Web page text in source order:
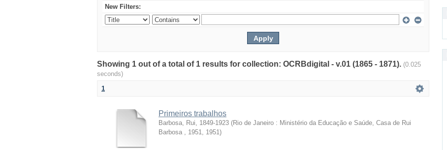
New Filters:
Showing 1 out of a total of 1 results for collection: OCRBdigital - v.01 (1865 - 1871). (0.025
seconds)
1
Primeiros trabalhos
Barbosa, Rui, 1849-1923 (Rio de Janeiro : Ministério da Educação e Saúde, Casa de Rui
Barbosa , 1951, 1951)